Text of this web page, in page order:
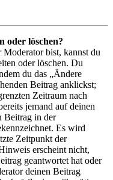
oder löschen?
bist, kannst du
oder löschen. Du
du das „Ändere
Beitrag anklickst;
Zeitraum nach
jemand auf deinen
Beitrag in der
Es wird
Zeitpunkt der
erscheint nicht,
geantwortet hat oder
deinen Beitrag